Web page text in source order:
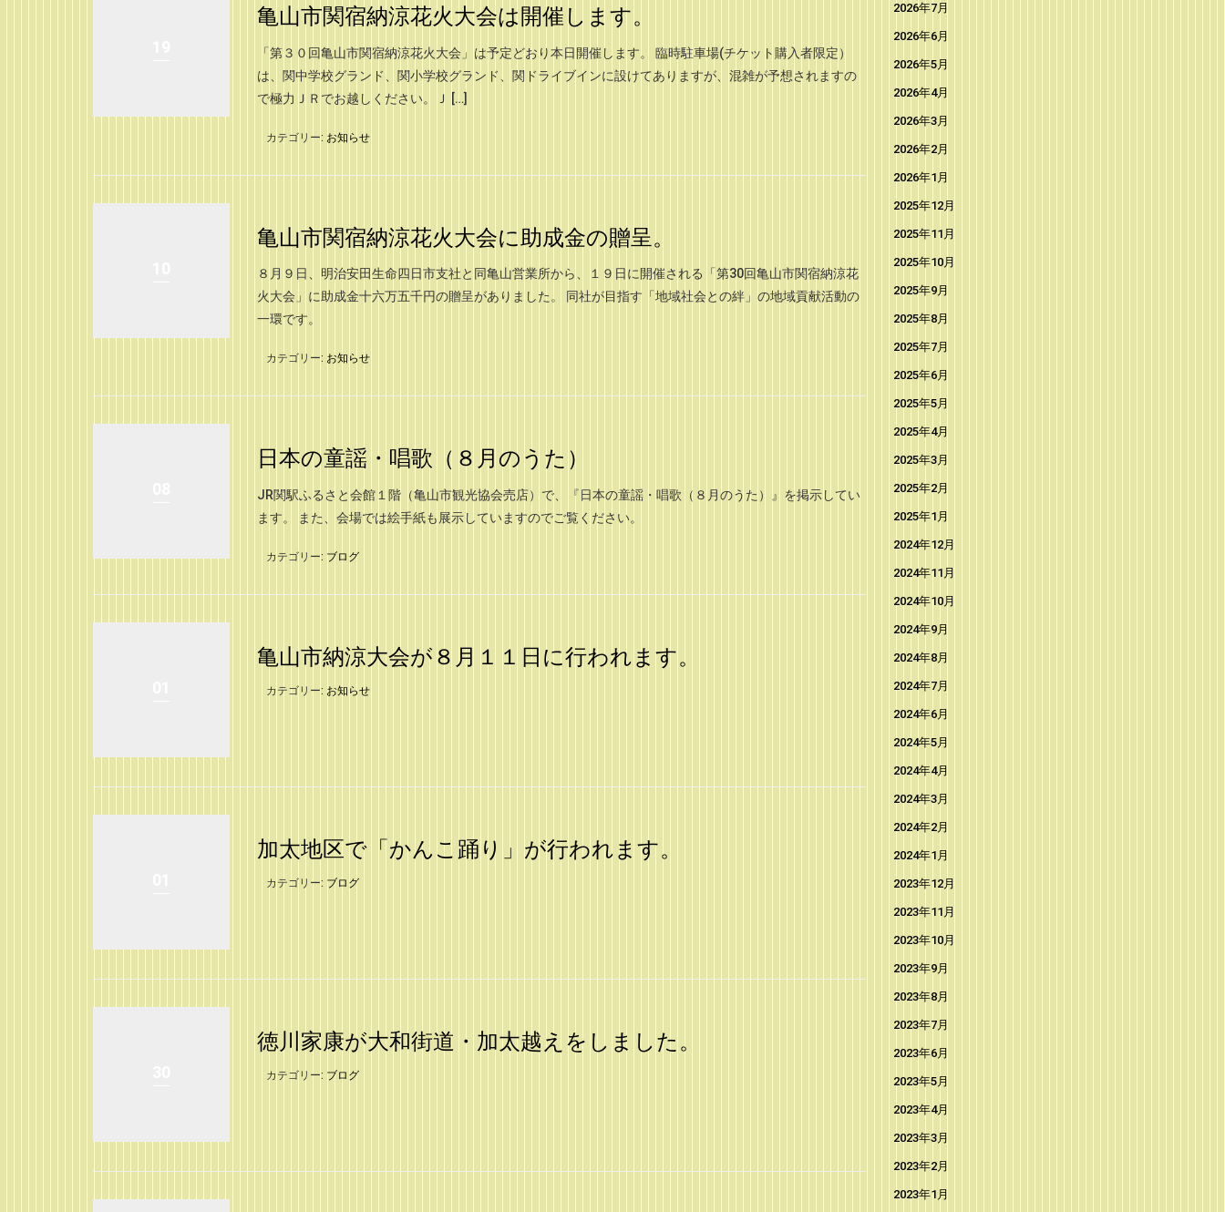
亀山市関宿納涼花火大会は開催します。
「第３０回亀山市関宿納涼花火大会」は予定どおり本日開催します。 臨時駐車場(チケット購入者限定）
は、関中学校グランド、関小学校グランド、関ドライブインに設けてありますが、混雑が予想されますの
で極力ＪＲでお越しください。Ｊ […]
カテゴリー: お知らせ
亀山市関宿納涼花火大会に助成金の贈呈。
８月９日、明治安田生命四日市支社と同亀山営業所から、１９日に開催される「第30回亀山市関宿納涼花
火大会」に助成金十六万五千円の贈呈がありました。 同社が目指す「地域社会との絆」の地域貢献活動の
一環です。
カテゴリー: お知らせ
日本の童謡・唱歌（８月のうた）
JR関駅ふるさと会館１階（亀山市観光協会売店）で、『日本の童謡・唱歌（８月のうた）』を掲示してい
ます。 また、会場では絵手紙も展示していますのでご覧ください。
カテゴリー: ブログ
亀山市納涼大会が８月１１日に行われます。
カテゴリー: お知らせ
加太地区で「かんこ踊り」が行われます。
カテゴリー: ブログ
徳川家康が大和街道・加太越えをしました。
カテゴリー: ブログ
2026年7月
2026年6月
2026年5月
2026年4月
2026年3月
2026年2月
2026年1月
2025年12月
2025年11月
2025年10月
2025年9月
2025年8月
2025年7月
2025年6月
2025年5月
2025年4月
2025年3月
2025年2月
2025年1月
2024年12月
2024年11月
2024年10月
2024年9月
2024年8月
2024年7月
2024年6月
2024年5月
2024年4月
2024年3月
2024年2月
2024年1月
2023年12月
2023年11月
2023年10月
2023年9月
2023年8月
2023年7月
2023年6月
2023年5月
2023年4月
2023年3月
2023年2月
2023年1月